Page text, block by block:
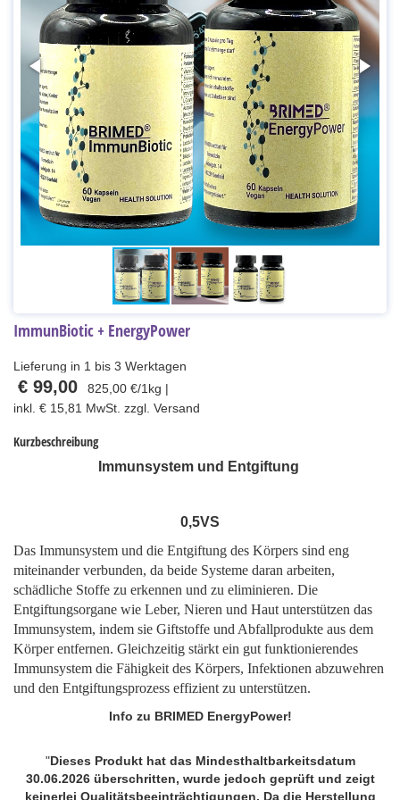
ImmunBiotic + EnergyPower
Lieferung in 1 bis 3 Werktagen
€ 99,00
825,00 €/1kg |
inkl. € 15,81 MwSt. zzgl. Versand
Kurzbeschreibung
Immunsystem und Entgiftung
0,5VS
Das Immunsystem und die Entgiftung des Körpers sind eng
miteinander verbunden, da beide Systeme daran arbeiten,
schädliche Stoffe zu erkennen und zu eliminieren. Die
Entgiftungsorgane wie Leber, Nieren und Haut unterstützen das
Immunsystem, indem sie Giftstoffe und Abfallprodukte aus dem
Körper entfernen. Gleichzeitig stärkt ein gut funktionierendes
Immunsystem die Fähigkeit des Körpers, Infektionen abzuwehren
und den Entgiftungsprozess effizient zu unterstützen.
Info zu BRIMED EnergyPower!
"Dieses Produkt hat das Mindesthaltbarkeitsdatum
30.06.2026 überschritten, wurde jedoch geprüft und zeigt
keinerlei Qualitätsbeeinträchtigungen. Da die Herstellung